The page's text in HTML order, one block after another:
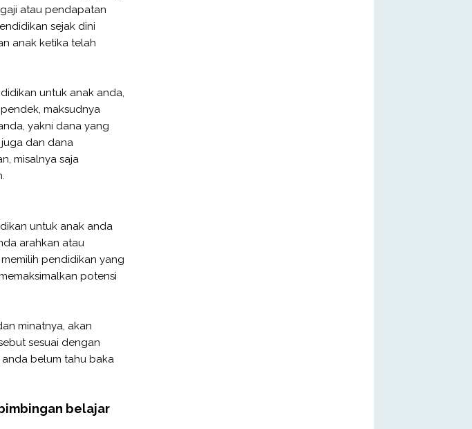
atau pendapatan
sejak dini
anak ketika telah
untuk anak anda,
maksudnya
yakni dana yang
dan dana
misalnya saja
untuk anak anda
arahkan atau
pendidikan yang
potensi
minatnya, akan
sesuai dengan
belum tahu baka
belajar